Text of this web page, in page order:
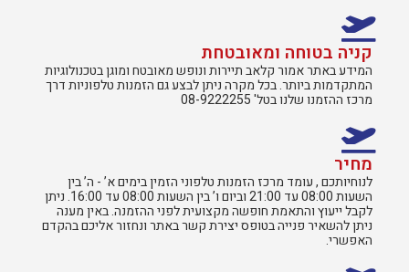
קניה בטוחה ומאובטחת
המידע באתר אמור קלאב תיירות ונופש מאובטח ומוגן בטכנולוגיות
המתקדמות ביותר. בכל מקרה ניתן לבצע גם הזמנות טלפוניות דרך
מרכז ההזמנו שלנו בטל' 08-9222255
מחיר
לנוחיותכם , עומד מרכז הזמנות טלפוני הזמין בימים א’ - ה’ בין
השעות 08:00 עד 21:00 וביום ו’ בין השעות 08:00 עד 16:00. ניתן
לקבל ייעוץ והתאמת חופשה מקצועית לפני ההזמנה. באין מענה
ניתן להשאיר פנייה בטופס יצירת קשר באתר ונחזור אליכם בהקדם
האפשרי.